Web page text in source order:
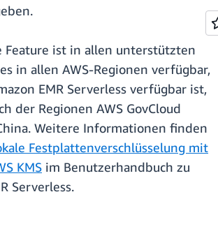
Feature ist in allen unterstützten
in allen AWS-Regionen verfügbar,
EMR Serverless verfügbar ist,
der Regionen AWS GovCloud
Weitere Informationen finden
Festplattenverschlüsselung mit
KMS im Benutzerhandbuch zu
Serverless.